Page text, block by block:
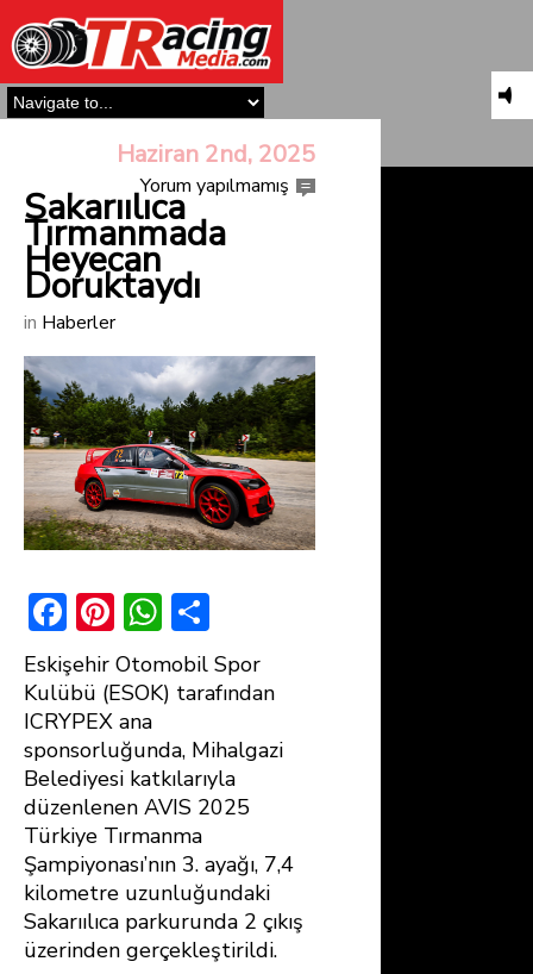
Haziran 2nd, 2025
Yorum yapılmamış
Sakarıılıca
Tırmanmada
Heyecan
Doruktaydı
in Haberler
F
ac
e
b
o
ok
Pi
nt
er
e
st
W
h
at
A
p
p
h
ar
Eskişehir Otomobil Spor
Kulübü (ESOK) tarafından
ICRYPEX ana
sponsorluğunda, Mihalgazi
Belediyesi katkılarıyla
düzenlenen AVIS 2025
Türkiye Tırmanma
Şampiyonası’nın 3. ayağı, 7,4
kilometre uzunluğundaki
Sakarıılıca parkurunda 2 çıkış
üzerinden gerçekleştirildi.